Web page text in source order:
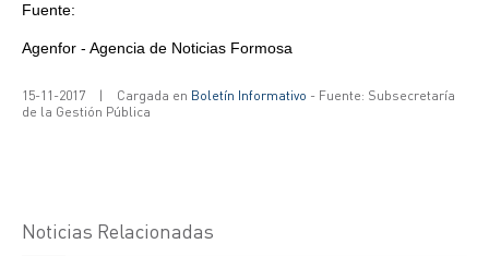
Fuente:
Agenfor - Agencia de Noticias Formosa
15-11-2017 | Cargada en Boletín Informativo - Fuente: Subsecretaría
de la Gestión Pública
Noticias Relacionadas